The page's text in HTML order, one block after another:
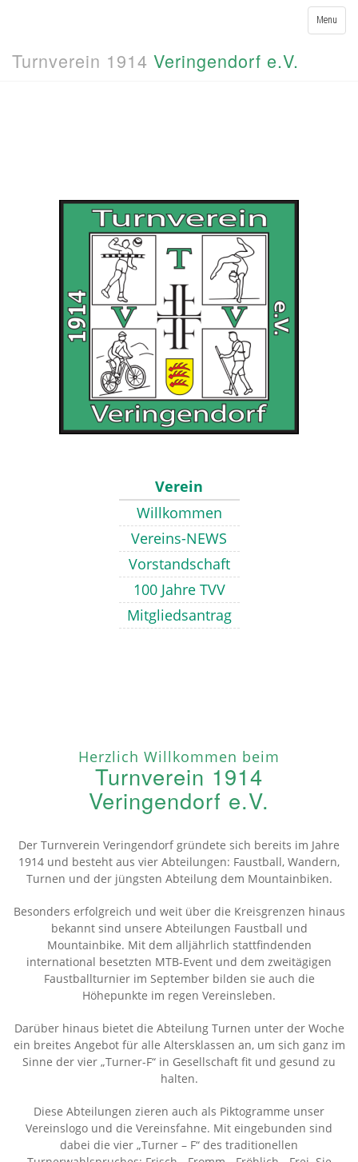
Toggle
navigation
Menu
Turnverein 1914 Veringendorf e.V.
Verein
Willkommen
Vereins-NEWS
Vorstandschaft
100 Jahre TVV
Mitgliedsantrag
Herzlich Willkommen beim
Turnverein 1914
Veringendorf e.V.
Der Turnverein Veringendorf gründete sich bereits im Jahre
1914 und besteht aus vier Abteilungen: Faustball, Wandern,
Turnen und der jüngsten Abteilung dem Mountainbiken.
Besonders erfolgreich und weit über die Kreisgrenzen hinaus
bekannt sind unsere Abteilungen Faustball und
Mountainbike. Mit dem alljährlich stattfindenden
international besetzten MTB-Event und dem zweitägigen
Faustballturnier im September bilden sie auch die
Höhepunkte im regen Vereinsleben.
Darüber hinaus bietet die Abteilung Turnen unter der Woche
ein breites Angebot für alle Altersklassen an, um sich ganz im
Sinne der vier „Turner-F“ in Gesellschaft fit und gesund zu
halten.
Diese Abteilungen zieren auch als Piktogramme unser
Vereinslogo und die Vereinsfahne. Mit eingebunden sind
dabei die vier „Turner – F“ des traditionellen